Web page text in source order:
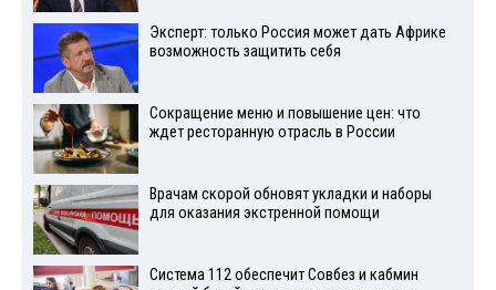
Эксперт: только Россия может дать Африке
возможность защитить себя
Сокращение меню и повышение цен: что
ждет ресторанную отрасль в России
Врачам скорой обновят укладки и наборы
для оказания экстренной помощи
Система 112 обеспечит Совбез и кабмин